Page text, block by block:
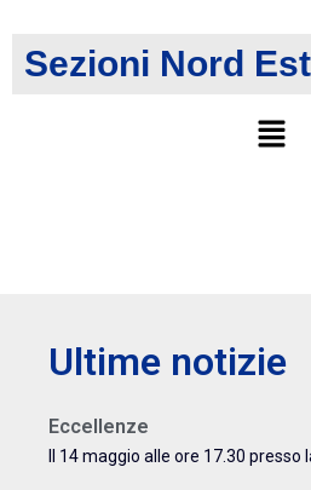
Sezioni Nord Est
Ultime notizie
Eccellenze
Il 14 maggio alle ore 17.30 presso